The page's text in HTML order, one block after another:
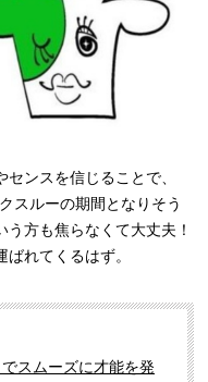
ンスを信じることで、
スルーの期間となりそう
方も焦らなくて大丈夫！
れてくるはず。
スムーズに才能を発